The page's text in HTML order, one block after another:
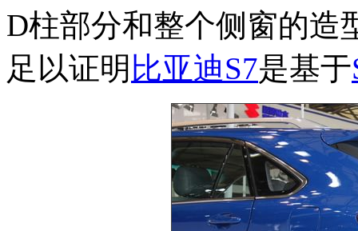
D柱部分和整个侧窗的造
足以证明 比亚迪S7是基于